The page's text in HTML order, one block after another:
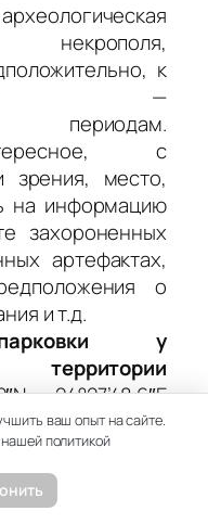
к
—
периодам.
с
зрения, место,
на информацию
захороненных
артефактах,
о
и т.д.
у
территории
24°27’48.6″E
мы
по
через
ваш опыт на сайте.
политикой